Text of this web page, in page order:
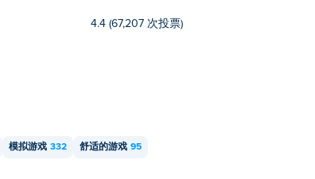
4.4 (67,207 次投票)
模拟游戏 332 舒适的游戏 95